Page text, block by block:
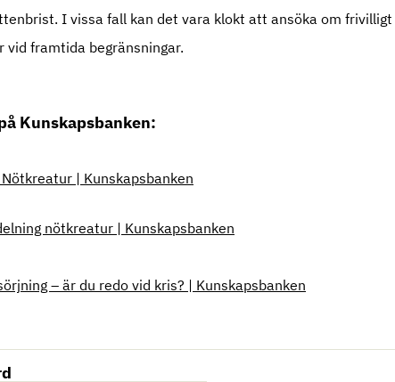
I vissa fall kan det vara klokt att ansöka om
vid framtida begränsningar.
Kunskapsbanken:
| Kunskapsbanken
nötkreatur | Kunskapsbanken
– är du redo vid kris? | Kunskapsbanken